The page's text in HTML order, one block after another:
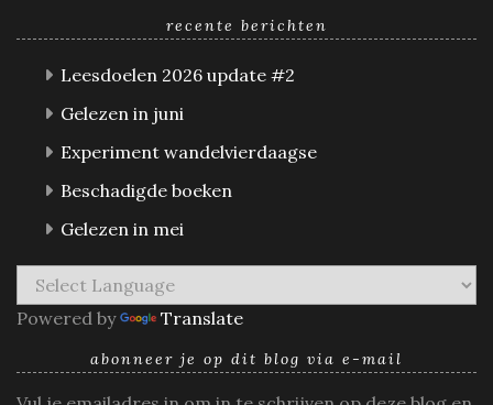
recente berichten
Leesdoelen 2026 update #2
Gelezen in juni
Experiment wandelvierdaagse
Beschadigde boeken
Gelezen in mei
Powered by Translate
abonneer je op dit blog via e-mail